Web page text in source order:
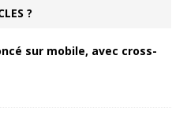
?
sur mobile, avec cross-